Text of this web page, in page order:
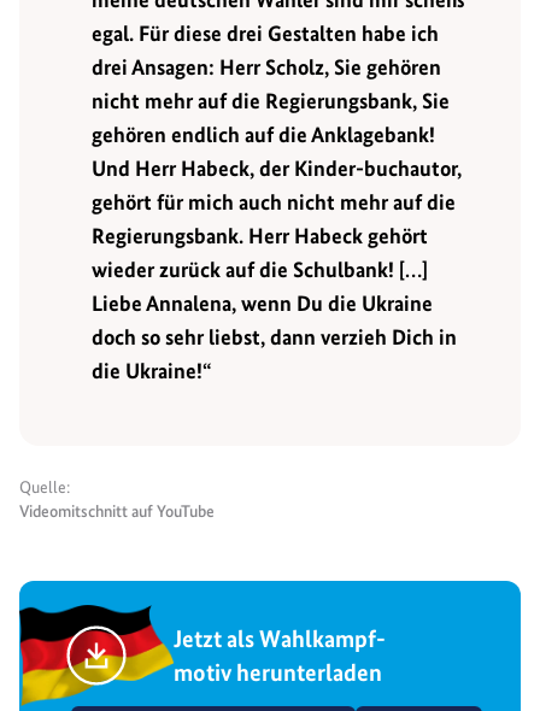
egal. Für diese drei Gestalten habe ich
drei Ansagen: Herr Scholz, Sie gehören
nicht mehr auf die Regierungsbank, Sie
gehören endlich auf die Anklagebank!
Und Herr Habeck, der Kinder-buchautor,
gehört für mich auch nicht mehr auf die
Regierungsbank. Herr Habeck gehört
wieder zurück auf die Schulbank! […]
Liebe Annalena, wenn Du die Ukraine
doch so sehr liebst, dann verzieh Dich in
die Ukraine!“
Quelle:
Videomitschnitt auf YouTube
Jetzt als Wahlkampf-
motiv herunterladen